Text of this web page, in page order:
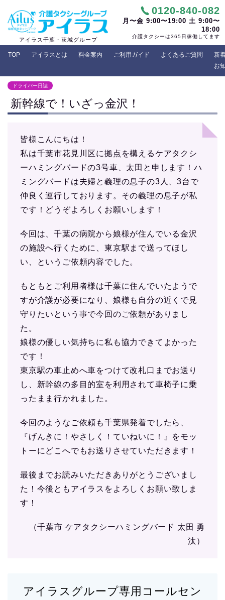
アイラス千葉・茨城グループ
0120-840-082
月〜金 9:00〜19:00 土 9:00〜
18:00
介護タクシーは365日稼働してます
TOP アイラスとは 料金案内 ご利用ガイド よくあるご質問
新
お
ドライバー日誌
新幹線で！いざっ金沢！
皆様こんにちは！
私は千葉市花見川区に拠点を構えるケアタクシ
ーハミングバードの3号車、太田と申します！ハ
ミングバードは夫婦と義理の息子の3人、3台で
仲良く運行しております。その義理の息子が私
です！どうぞよろしくお願いします！
今回は、千葉の病院から娘様が住んでいる金沢
の施設へ行くために、東京駅まで送ってほし
い、というご依頼内容でした。
もともとご利用者様は千葉に住んでいたようで
すが介護が必要になり、娘様も自分の近くで見
守りたいという事で今回のご依頼がありまし
た。
娘様の優しい気持ちに私も協力できてよかった
です！
東京駅の車止めへ車をつけて改札口までお送り
し、新幹線の多目的室を利用されて車椅子に乗
ったまま行かれました。
今回のようなご依頼も千葉県発着でしたら、
『げんきに！やさしく！ていねいに！』をモッ
トーにどこへでもお送りさせていただきます！
最後までお読みいただきありがとうございまし
た！今後ともアイラスをよろしくお願い致しま
す！
（千葉市 ケアタクシーハミングバード 太田 勇
汰）
アイラスグループ専用コールセン